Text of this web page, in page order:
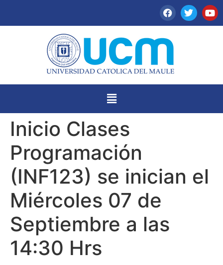
Inicio Clases
Programación
(INF123) se inician el
Miércoles 07 de
Septiembre a las
14:30 Hrs